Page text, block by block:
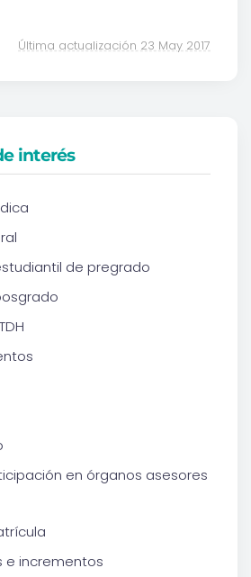
Última actualización 23 May 2017
interés
de pregrado
en órganos asesores
e incrementos